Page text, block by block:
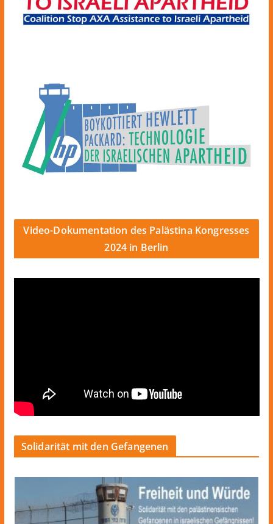
Video-Dokumentation des Palästina Kongresses
2024 in Berlin
Solidarität mit den Gefangenen